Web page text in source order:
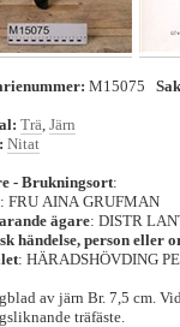
M15075
Trä, Järn
Nitat
- Brukningsort:
: FRU AINA GRUFMAN
ägare: DISTR
händelse, person eller
: HÄRADSHÖVDING
av järn Br. 7,5 cm.
träfäste.